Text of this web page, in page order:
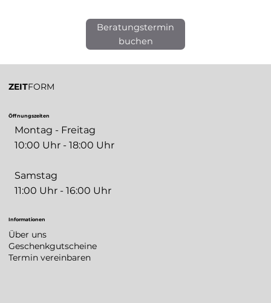
Beratungstermin
buchen
ZEITFORM
Öffnungszeiten
Montag - Freitag
10:00 Uhr - 18:00 Uhr
Samstag
11:00 Uhr - 16:00 Uhr
Informationen
Über uns
Geschenkgutscheine
Termin vereinbaren